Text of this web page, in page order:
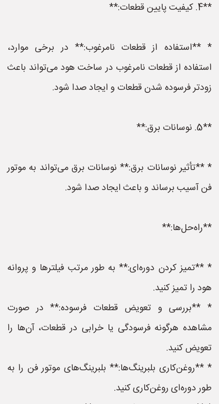
**4. کیفیت پایین قطعات:**
* **استفاده از قطعات نامرغوب:** در برخی موارد،
استفاده از قطعات نامرغوب در ساخت هود می‌تواند باعث
زودتر فرسوده شدن قطعات و ایجاد صدا شود.
**5. نوسانات برق:**
* **تأثیر نوسانات برق:** نوسانات برق می‌تواند به موتور
فن آسیب برساند و باعث ایجاد صدا شود.
**راه‌حل‌ها:**
* **تمیز کردن دوره‌ای:** به طور مرتب فیلترها و پروانه
هود را تمیز کنید.
* **بررسی و تعویض قطعات فرسوده:** در صورت
مشاهده هرگونه فرسودگی یا خرابی در قطعات، آن‌ها را
تعویض کنید.
* **روغن‌کاری بلبرینگ‌ها:** بلبرینگ‌های موتور فن را به
طور دوره‌ای روغن‌کاری کنید.